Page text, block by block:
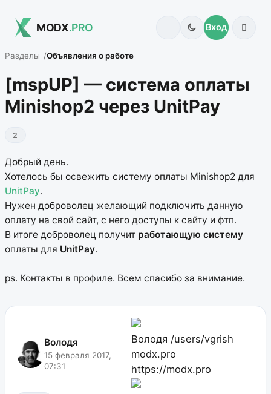
MODX.PRO Вход
Разделы Объявления о работе
[mspUP] — система оплаты
Minishop2 через UnitPay
2
Добрый день.
Хотелось бы освежить систему оплаты Minishop2 для
UnitPay.
Нужен доброволец желающий подключить данную
оплату на свой сайт, с него доступы к сайту и фтп.
В итоге доброволец получит работающую систему
оплаты для UnitPay.
ps. Контакты в профиле. Всем спасибо за внимание.
Володя
15 февраля 2017,
07:31
Володя /users/vgrish
modx.pro
https://modx.pro